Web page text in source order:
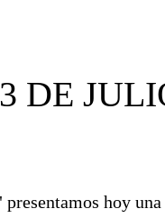
DE
hoy